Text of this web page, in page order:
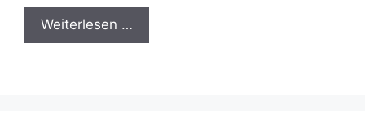
Weiterlesen …